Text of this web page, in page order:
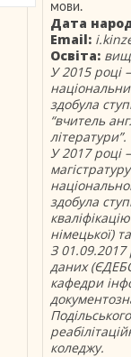
мови.
Дата
Email:
Освіта:
У 2015 році
здобула
“вчитель
літератури”.
У 2017 році
магістратуру
здобула
німецької)
З 01.09.2017
даних
кафедри
коледжу.